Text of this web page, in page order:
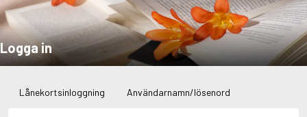
Logga in
Lånekortsinloggning Användarnamn/lösenord